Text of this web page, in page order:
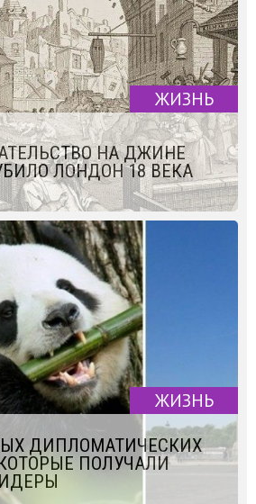
ЖИЗНЬ
НА ДЖИНЕ
ЛОНДОН 18 ВЕКА
ЖИЗНЬ
ДИПЛОМАТИЧЕСКИХ
ПОЛУЧАЛИ